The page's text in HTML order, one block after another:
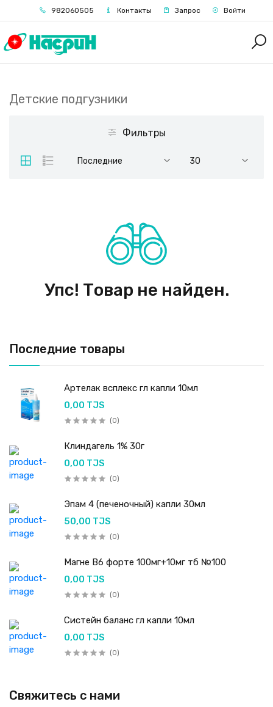
982060505 Контакты Запрос Войти
Последние товары
Артелак всплекс гл капли 10мл
0,00 TJS
(0)
Клиндагель 1% 30г
0,00 TJS
(0)
Эпам 4 (печеночный) капли 30мл
50,00 TJS
(0)
Магне В6 форте 100мг+10мг тб №100
0,00 TJS
(0)
Систейн баланс гл капли 10мл
0,00 TJS
(0)
Детские подгузники
Фильтры
Последние 30
Упс! Товар не найден.
Свяжитесь с нами